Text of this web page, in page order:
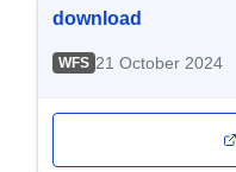
download
WFS 21 October 2024